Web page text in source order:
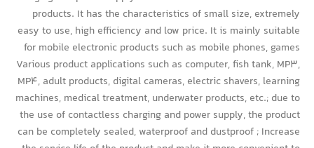
products. It has the characteristics of small size, extremely
easy to use, high efficiency and low price. It is mainly suitable
for mobile electronic products such as mobile phones, games
Various product applications such as computer, fish tank, MP3,
MP4, adult products, digital cameras, electric shavers, learning
machines, medical treatment, underwater products, etc.; due to
the use of contactless charging and power supply, the product
can be completely sealed, waterproof and dustproof ; Increase